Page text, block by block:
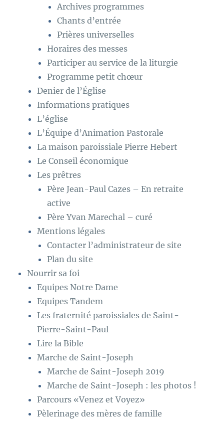
Archives programmes
Chants d’entrée
Prières universelles
Horaires des messes
Participer au service de la liturgie
Programme petit chœur
Denier de l’Église
Informations pratiques
L’église
L’Équipe d’Animation Pastorale
La maison paroissiale Pierre Hebert
Le Conseil économique
Les prêtres
Père Jean-Paul Cazes – En retraite
active
Père Yvan Marechal – curé
Mentions légales
Contacter l’administrateur de site
Plan du site
Nourrir sa foi
Equipes Notre Dame
Equipes Tandem
Les fraternité paroissiales de Saint-
Pierre-Saint-Paul
Lire la Bible
Marche de Saint-Joseph
Marche de Saint-Joseph 2019
Marche de Saint-Joseph : les photos !
Parcours «Venez et Voyez»
Pèlerinage des mères de famille